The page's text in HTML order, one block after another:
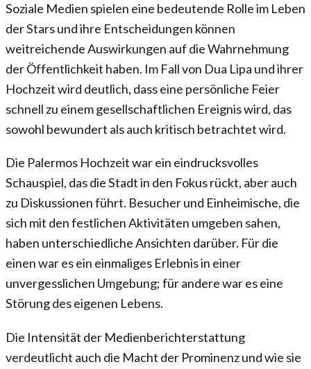
Soziale Medien spielen eine bedeutende Rolle im Leben
der Stars und ihre Entscheidungen können
weitreichende Auswirkungen auf die Wahrnehmung
der Öffentlichkeit haben. Im Fall von Dua Lipa und ihrer
Hochzeit wird deutlich, dass eine persönliche Feier
schnell zu einem gesellschaftlichen Ereignis wird, das
sowohl bewundert als auch kritisch betrachtet wird.
Die Palermos Hochzeit war ein eindrucksvolles
Schauspiel, das die Stadt in den Fokus rückt, aber auch
zu Diskussionen führt. Besucher und Einheimische, die
sich mit den festlichen Aktivitäten umgeben sahen,
haben unterschiedliche Ansichten darüber. Für die
einen war es ein einmaliges Erlebnis in einer
unvergesslichen Umgebung; für andere war es eine
Störung des eigenen Lebens.
Die Intensität der Medienberichterstattung
verdeutlicht auch die Macht der Prominenz und wie sie